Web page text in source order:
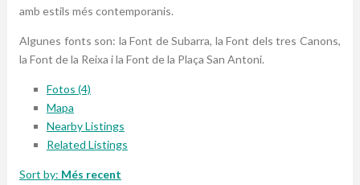
amb estils més contemporanis.
Algunes fonts son: la Font de Subarra, la Font dels tres Canons,
la Font de la Reixa i la Font de la Plaça San Antoni.
Fotos (4)
Mapa
Nearby Listings
Related Listings
Sort by: Més recent